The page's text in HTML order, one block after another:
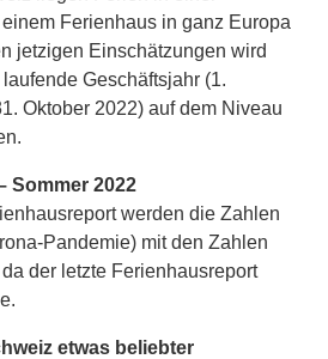
Ferienhaus in ganz Europa
jetzigen Einschätzungen wird
Geschäftsjahr (1.
Oktober 2022) auf dem Niveau
Sommer 2022
werden die Zahlen
Pandemie) mit den Zahlen
der letzte Ferienhausreport
etwas beliebter